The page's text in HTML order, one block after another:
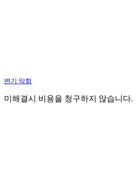
변기 막힘
미해결시 비용을 청구하지 않습니다.